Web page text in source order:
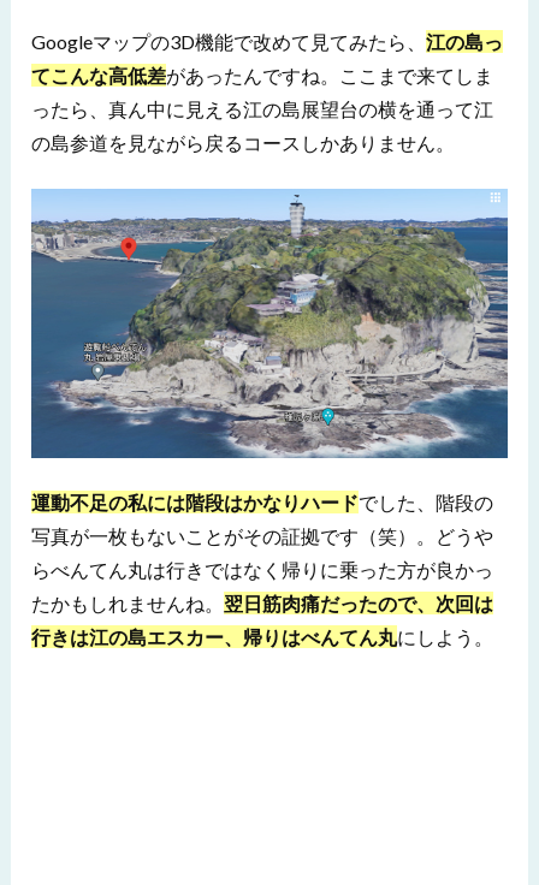
Googleマップの3D機能で改めて見てみたら、江の島っ
てこんな高低差があったんですね。ここまで来てしま
ったら、真ん中に見える江の島展望台の横を通って江
の島参道を見ながら戻るコースしかありません。
運動不足の私には階段はかなりハードでした、階段の
写真が一枚もないことがその証拠です（笑）。どうや
らべんてん丸は行きではなく帰りに乗った方が良かっ
たかもしれませんね。翌日筋肉痛だったので、次回は
行きは江の島エスカー、帰りはべんてん丸にしよう。